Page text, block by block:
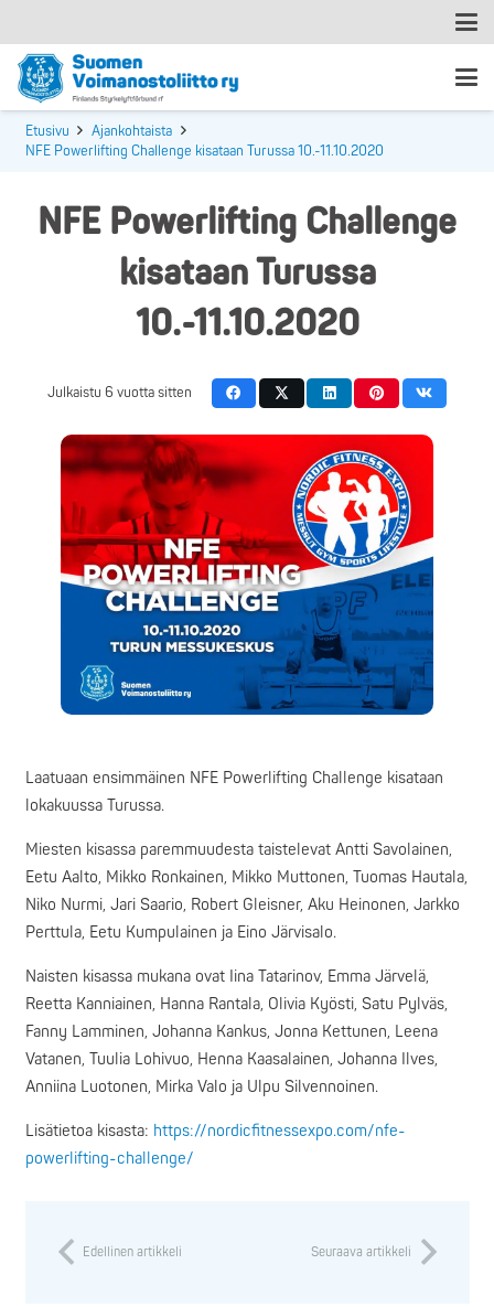
Etusivu
Ajankohtaista
NFE Powerlifting Challenge kisataan Turussa 10.-11.10.2020
NFE Powerlifting Challenge
kisataan Turussa
10.-11.10.2020
Julkaistu 6 vuotta sitten
Laatuaan ensimmäinen NFE Powerlifting Challenge kisataan
lokakuussa Turussa.
Miesten kisassa paremmuudesta taistelevat Antti Savolainen,
Eetu Aalto, Mikko Ronkainen, Mikko Muttonen, Tuomas Hautala,
Niko Nurmi, Jari Saario, Robert Gleisner, Aku Heinonen, Jarkko
Perttula, Eetu Kumpulainen ja Eino Järvisalo.
Naisten kisassa mukana ovat Iina Tatarinov, Emma Järvelä,
Reetta Kanniainen, Hanna Rantala, Olivia Kyösti, Satu Pylväs,
Fanny Lamminen, Johanna Kankus, Jonna Kettunen, Leena
Vatanen, Tuulia Lohivuo, Henna Kaasalainen, Johanna Ilves,
Anniina Luotonen, Mirka Valo ja Ulpu Silvennoinen.
Lisätietoa kisasta: https://nordicfitnessexpo.com/nfe-
powerlifting-challenge/
Edellinen artikkeli Seuraava artikkeli